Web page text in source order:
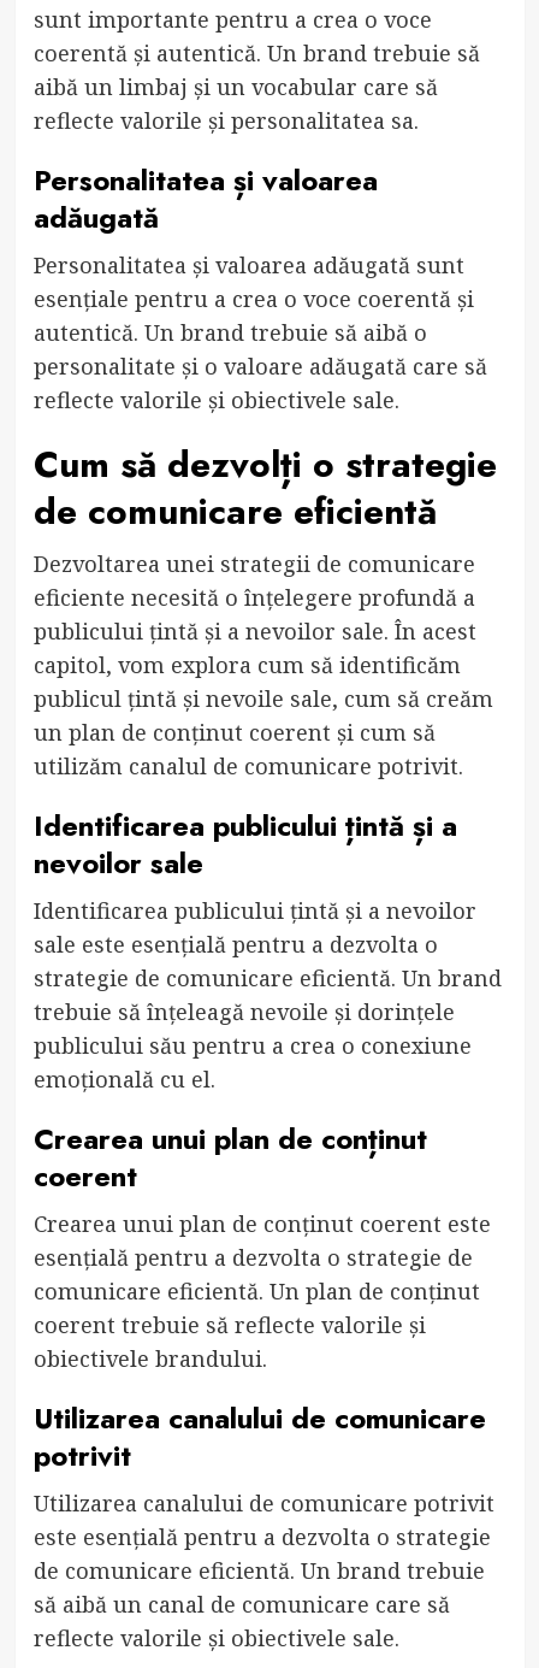
sunt importante pentru a crea o voce
coerentă și autentică. Un brand trebuie să
aibă un limbaj și un vocabular care să
reflecte valorile și personalitatea sa.
Personalitatea și valoarea
adăugată
Personalitatea și valoarea adăugată sunt
esențiale pentru a crea o voce coerentă și
autentică. Un brand trebuie să aibă o
personalitate și o valoare adăugată care să
reflecte valorile și obiectivele sale.
Cum să dezvolți o strategie
de comunicare eficientă
Dezvoltarea unei strategii de comunicare
eficiente necesită o înțelegere profundă a
publicului țintă și a nevoilor sale. În acest
capitol, vom explora cum să identificăm
publicul țintă și nevoile sale, cum să creăm
un plan de conținut coerent și cum să
utilizăm canalul de comunicare potrivit.
Identificarea publicului țintă și a
nevoilor sale
Identificarea publicului țintă și a nevoilor
sale este esențială pentru a dezvolta o
strategie de comunicare eficientă. Un brand
trebuie să înțeleagă nevoile și dorințele
publicului său pentru a crea o conexiune
emoțională cu el.
Crearea unui plan de conținut
coerent
Crearea unui plan de conținut coerent este
esențială pentru a dezvolta o strategie de
comunicare eficientă. Un plan de conținut
coerent trebuie să reflecte valorile și
obiectivele brandului.
Utilizarea canalului de comunicare
potrivit
Utilizarea canalului de comunicare potrivit
este esențială pentru a dezvolta o strategie
de comunicare eficientă. Un brand trebuie
să aibă un canal de comunicare care să
reflecte valorile și obiectivele sale.